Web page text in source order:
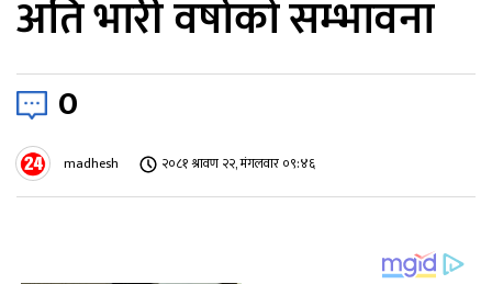
अति भारी वर्षाको सम्भावना
0
madhesh २०८१ श्रावण २२, मंगलवार ०९:४६